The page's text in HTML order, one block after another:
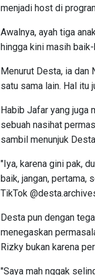
menjadi host di
Awalnya, ayah tiga
hingga kini masih
Menurut Desta, ia
satu sama lain. Hal itu
Habib Jafar yang juga
sebuah nasihat
sambil menunjuk
"Iya, karena gini pak,
baik, jangan, pertama,
TikTok
Desta pun dengan
menegaskan
Rizky bukan karena
"Saya mah nggak